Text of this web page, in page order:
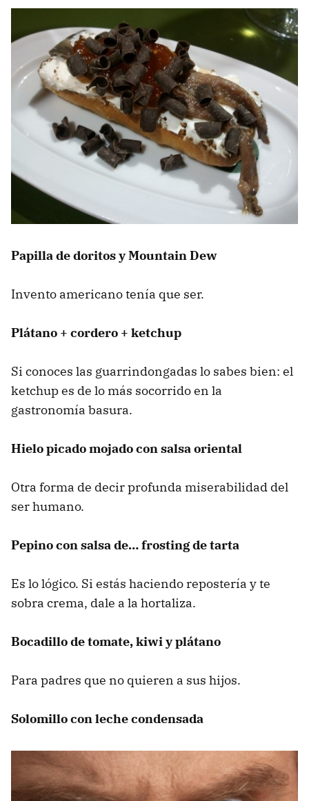
Papilla de doritos y Mountain Dew
Invento americano tenía que ser.
Plátano + cordero + ketchup
Si conoces las guarrindongadas lo sabes bien: el
ketchup es de lo más socorrido en la
gastronomía basura.
Hielo picado mojado con salsa oriental
Otra forma de decir profunda miserabilidad del
ser humano.
Pepino con salsa de… frosting de tarta
Es lo lógico. Si estás haciendo repostería y te
sobra crema, dale a la hortaliza.
Bocadillo de tomate, kiwi y plátano
Para padres que no quieren a sus hijos.
Solomillo con leche condensada